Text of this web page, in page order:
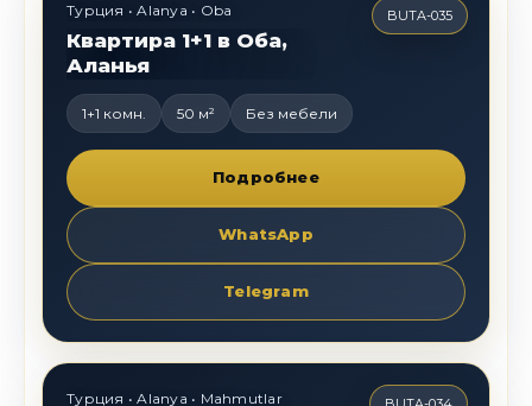
Турция • Alanya • Oba
Квартира 1+1 в Оба,
Аланья
BUTA-035
1+1 комн. 50 м² Без мебели
Подробнее
WhatsApp
Telegram
69 000 €
Турция • Alanya • Mahmutlar